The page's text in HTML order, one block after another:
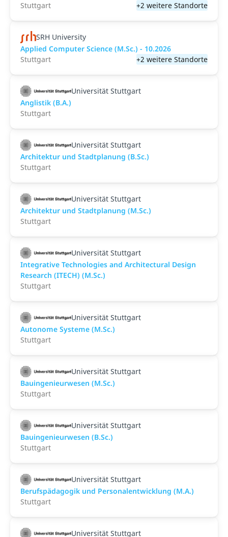
Stuttgart
+2 weitere Standorte
SRH University
Applied Computer Science (M.Sc.) - 10.2026
Stuttgart
+2 weitere Standorte
Universität Stuttgart
Anglistik (B.A.)
Stuttgart
Universität Stuttgart
Architektur und Stadtplanung (B.Sc.)
Stuttgart
Universität Stuttgart
Architektur und Stadtplanung (M.Sc.)
Stuttgart
Universität Stuttgart
Integrative Technologies and Architectural Design
Research (ITECH) (M.Sc.)
Stuttgart
Universität Stuttgart
Autonome Systeme (M.Sc.)
Stuttgart
Universität Stuttgart
Bauingenieurwesen (M.Sc.)
Stuttgart
Universität Stuttgart
Bauingenieurwesen (B.Sc.)
Stuttgart
Universität Stuttgart
Berufspädagogik und Personalentwicklung (M.A.)
Stuttgart
Universität Stuttgart